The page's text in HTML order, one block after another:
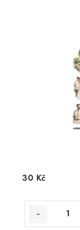
30 Kč